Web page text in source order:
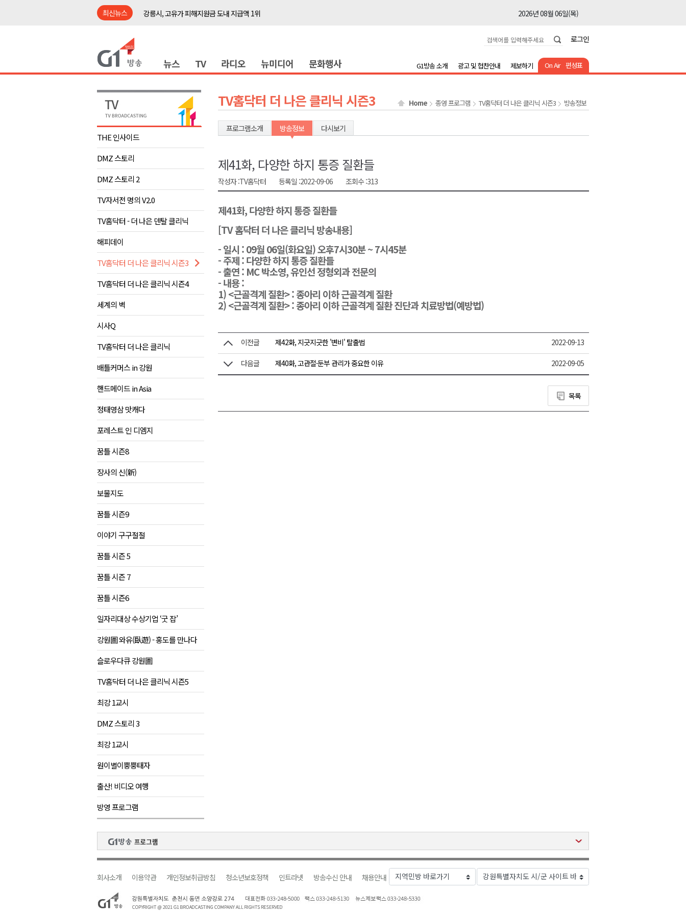
최신뉴스
강릉시, 고유가 피해지원금 도내 지급액 1위
2026년 08월 06일(목)
2026년 08월 06일(목)
원공노, 업무추진비 논란 재정국장 직위해제 촉구
2026년 08월 06일(목)
ITS 교통도시 강릉..콜 버스 실증
원주시, 하반기 중소기업육성자금 지원 접수
2026년 08월 06일(목)
양양군, 피서지 계곡․하천 불법행위 집중 단속
도내 첫 폭염중대경보 발효.."온열질환 유의해야"
강릉시, 고유가 피해지원금 도내 지급액 1위
홍천군 "철도 개통 이후를 그린다"
2026년 08월 06일(목)
횡성군수직 인수위, 민선 9기 비전 담은 백서 발간
원공노, 업무추진비 논란 재정국장 직위해제 촉구
ITS 교통도시 강릉..콜 버스 실증
원주시, 하반기 중소기업육성자금 지원 접수
양양군, 피서지 계곡․하천 불법행위 집중 단속
평창군 계촌5리 깡촌음악회 오는 8일 개최
로그인
뉴스 TV 라디오 뉴미디어 문화행사 On Air 편성표
G1방송 소개 광고 및 협찬안내 제보하기
THE 인사이드
DMZ 스토리
DMZ 스토리 2
TV자서전 명의 V2.0
TV홈닥터 - 더 나은 덴탈 클리닉
해피데이
TV홈닥터 더 나은 클리닉 시즌3
TV홈닥터 더 나은 클리닉 시즌4
세계의 벽
시사Q
TV홈닥터 더 나은 클리닉
배틀커머스 in 강원
핸드메이드 in Asia
정태영삼 맛캐다
포레스트 인 디엠지
꿈틀 시즌8
장사의 신(新)
보물지도
꿈틀 시즌9
이야기 구구절절
꿈틀 시즌 5
꿈틀 시즌 7
꿈틀 시즌6
일자리대상 수상기업 ‘굿 잡’
강원圖 와유(臥遊) - 홍도를 만나다
슬로우다큐 강원圖
TV홈닥터 더 나은 클리닉 시즌5
최강 1교시
DMZ 스토리 3
최강 1교시
원이별이뿡뿡태자
출산! 비디오 여행
방영 프로그램
TV홈닥터 더 나은 클리닉 시즌3 Home 종영 프로그램 TV홈닥터 더 나은 클리닉 시즌3 방송정보
프로그램소개 방송정보 다시보기
제41화, 다양한 하지 통증 질환들
작성자 :TV홈닥터 등록일 :2022-09-06 조회수 :313
제41화, 다양한 하지 통증 질환들
[TV 홈닥터 더 나은 클리닉 방송내용]
- 일시 : 09월 06일(화요일) 오후7시30분 ~ 7시45분
- 주제 : 다양한 하지 통증 질환들
- 출연 : MC 박소영, 유인선 정형외과 전문의
- 내용 :
1) <근골격계 질환> : 종아리 이하 근골격계 질환
2) <근골격계 질환> : 종아리 이하 근골격계 질환 진단과 치료방법(예방법)
이전글 제42화, 지긋지긋한 '변비' 탈출법 2022-09-13
다음글 제40화, 고관절·둔부 관리가 중요한 이유 2022-09-05
목록
회사소개 이용약관 개인정보취급방침 청소년보호정책 인트라넷 방송수신 안내 채용안내